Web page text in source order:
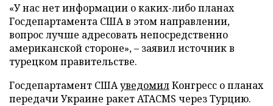
«У нас нет информации о каких-либо планах
Госдепартамента США в этом направлении,
вопрос лучше адресовать непосредственно
американской стороне», – заявил источник в
турецком правительстве.
Госдепартамент СШАуведомилКонгресс о планах
передачи Украине ракет ATACMS через Турцию.